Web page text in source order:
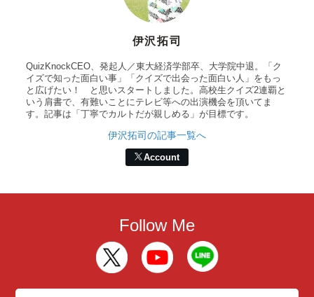
伊沢拓司
QuizKnockCEO、発起人／東大経済学部卒、大学院中退。「ク
イズで知った面白い事」「クイズで出会った面白い人」をもっ
と広げたい！ と思いスタートしました。高校生クイズ2連覇と
いう肩書で、有難いことにテレビ等への出演機会を頂いてま
す。記事は「丁寧でカルトだが親しめる」が目標です。
伊沢拓司の記事一覧へ
Account
Follow Me